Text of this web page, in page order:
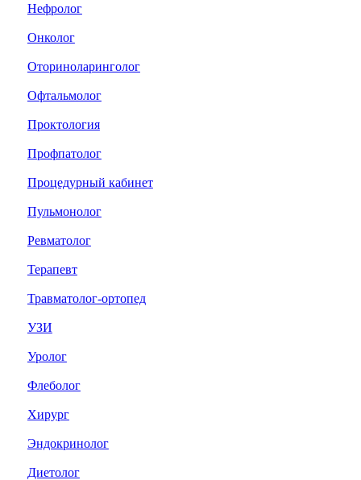
Нефролог
Онколог
Оториноларинголог
Офтальмолог
Проктология
Профпатолог
Процедурный кабинет
Пульмонолог
Ревматолог
Терапевт
Травматолог-ортопед
УЗИ
Уролог
Флеболог
Хирург
Эндокринолог
Диетолог